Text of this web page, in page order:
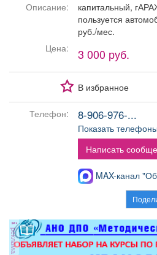
Я -
Описание:
капитальный,
пользуется
руб./мес.
Цена:
3 000 руб.
В избранное
Телефон: 8-906-976-...
Показать телефоны
Написать
MAX-канал
реклама